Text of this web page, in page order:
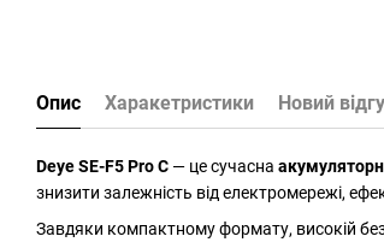
Опис Харакетристики Новий
Deye SE-F5 Pro C — це сучасна
знизити залежність від електромережі,
Завдяки компактному формату, високій